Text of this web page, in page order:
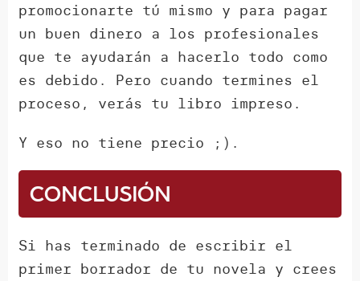
promocionarte tú mismo y para pagar
un buen dinero a los profesionales
que te ayudarán a hacerlo todo como
es debido. Pero cuando termines el
proceso, verás tu libro impreso.
Y eso no tiene precio ;).
Conclusión
Si has terminado de escribir el
primer borrador de tu novela y crees